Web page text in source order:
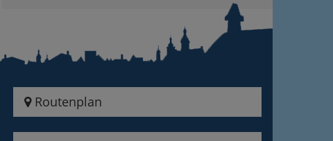
Routenplan